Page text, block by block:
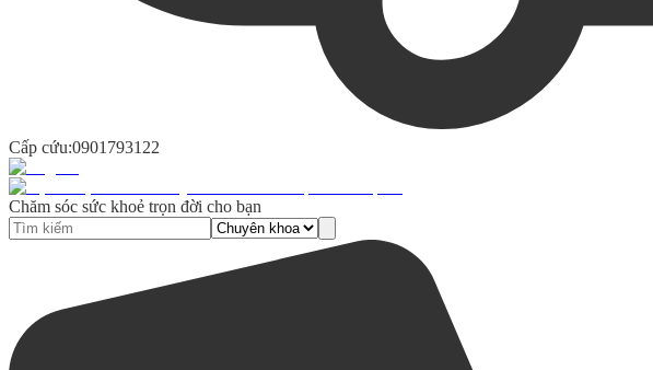
Cấp cứu:0901793122
Chăm sóc sức khoẻ trọn đời cho bạn